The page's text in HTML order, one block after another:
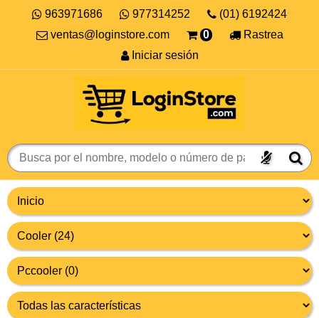
963971686 977314252
(01) 6192424
ventas@loginstore.com
0
Rastrea
Iniciar sesión